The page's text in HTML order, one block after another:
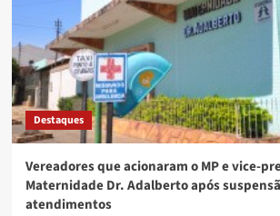
Destaques
Vereadores que acionaram o MP e vice-
Maternidade Dr. Adalberto após
atendimentos